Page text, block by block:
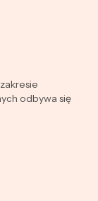
odbywa się